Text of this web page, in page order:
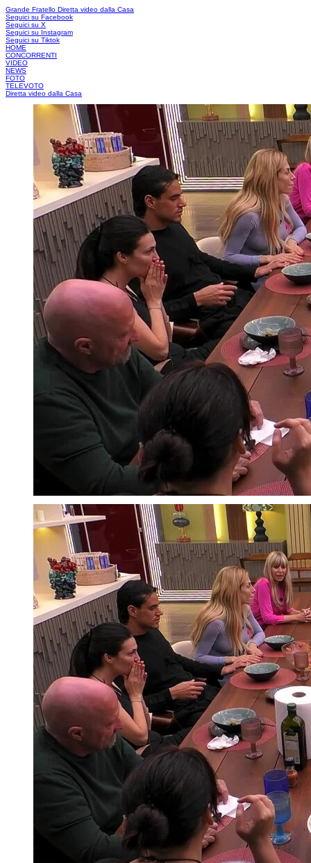
Grande Fratello Diretta video dalla Casa
Seguici su Facebook
Seguici su X
Seguici su Instagram
Seguici su Tiktok
HOME
CONCORRENTI
VIDEO
NEWS
FOTO
TELEVOTO
Diretta video dalla Casa